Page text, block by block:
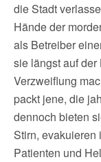
die Stadt
Hände der
als Betreiber
sie längst auf
Verzweiflung
packt jene, die
dennoch bieten
Stirn,
Patienten und